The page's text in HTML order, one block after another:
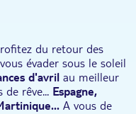
du retour des
évader sous le soleil
d'avril au meilleur
rêve... Espagne,
A vous de